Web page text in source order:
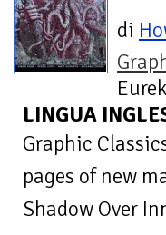
di
LINGUA
Graphic
pages of new
Shadow Over